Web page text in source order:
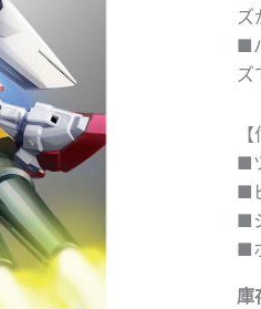
ズ
■
ズ
■
■
■
■
庫